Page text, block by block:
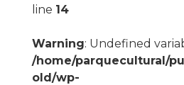
line 14
Warning: Undefined
/home/parquecultural/
old/wp-